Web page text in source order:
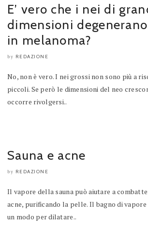
E’ vero che i nei di
dimensioni
in melanoma?
by REDAZIONE
No, non è vero. I nei grossi non sono più a
piccoli. Se però le dimensioni del neo
occorre rivolgersi..
Sauna e acne
by REDAZIONE
Il vapore della sauna può aiutare a
acne, purificando la pelle. Il bagno di
un modo per dilatare..